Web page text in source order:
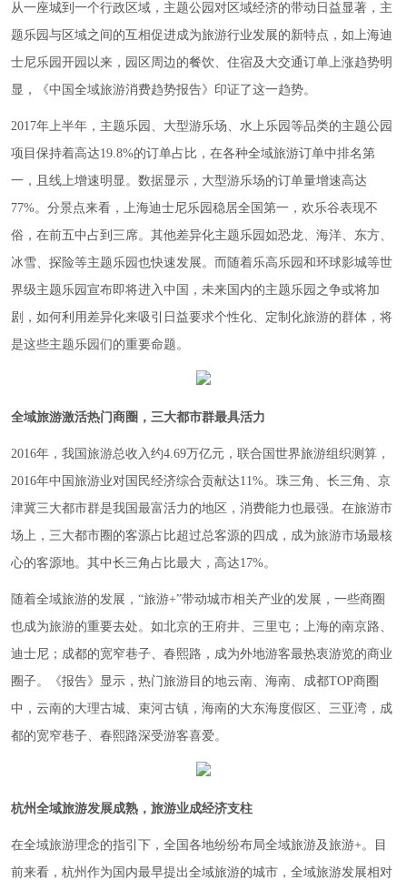
从一座城到一个行政区域，主题公园对区域经济的带动日益显著，主
题乐园与区域之间的互相促进成为旅游行业发展的新特点，如上海迪
士尼乐园开园以来，园区周边的餐饮、住宿及大交通订单上涨趋势明
显，《中国全域旅游消费趋势报告》印证了这一趋势。
2017年上半年，主题乐园、大型游乐场、水上乐园等品类的主题公园
项目保持着高达19.8%的订单占比，在各种全域旅游订单中排名第
一，且线上增速明显。数据显示，大型游乐场的订单量增速高达
77%。分景点来看，上海迪士尼乐园稳居全国第一，欢乐谷表现不
俗，在前五中占到三席。其他差异化主题乐园如恐龙、海洋、东方、
冰雪、探险等主题乐园也快速发展。而随着乐高乐园和环球影城等世
界级主题乐园宣布即将进入中国，未来国内的主题乐园之争或将加
剧，如何利用差异化来吸引日益要求个性化、定制化旅游的群体，将
是这些主题乐园们的重要命题。
全域旅游激活热门商圈，三大都市群最具活力
2016年，我国旅游总收入约4.69万亿元，联合国世界旅游组织测算，
2016年中国旅游业对国民经济综合贡献达11%。珠三角、长三角、京
津冀三大都市群是我国最富活力的地区，消费能力也最强。在旅游市
场上，三大都市圈的客源占比超过总客源的四成，成为旅游市场最核
心的客源地。其中长三角占比最大，高达17%。
随着全域旅游的发展，“旅游+”带动城市相关产业的发展，一些商圈
也成为旅游的重要去处。如北京的王府井、三里屯；上海的南京路、
迪士尼；成都的宽窄巷子、春熙路，成为外地游客最热衷游览的商业
圈子。《报告》显示，热门旅游目的地云南、海南、成都TOP商圈
中，云南的大理古城、束河古镇，海南的大东海度假区、三亚湾，成
都的宽窄巷子、春熙路深受游客喜爱。
杭州全域旅游发展成熟，旅游业成经济支柱
在全域旅游理念的指引下，全国各地纷纷布局全域旅游及旅游+。目
前来看，杭州作为国内最早提出全域旅游的城市，全域旅游发展相对